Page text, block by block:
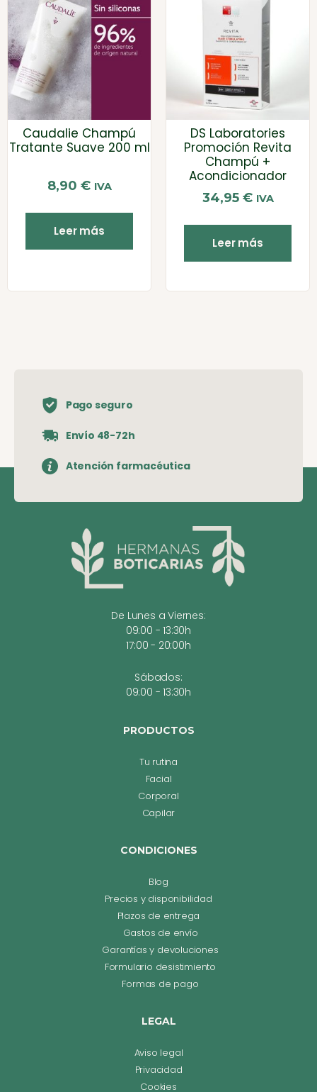
Caudalie Champú
Tratante Suave 200 ml
8,90 € IVA
Leer más
DS Laboratories
Promoción Revita
Champú +
Acondicionador
34,95 € IVA
Leer más
Pago seguro
Envío 48-72h
Atención farmacéutica
De Lunes a Viernes:
09:00 - 13:30h
17:00 - 20:00h
Sábados:
09:00 - 13:30h
PRODUCTOS
Tu rutina
Facial
Corporal
Capilar
CONDICIONES
Blog
Precios y disponibilidad
Plazos de entrega
Gastos de envío
Garantías y devoluciones
Formulario desistimiento
Formas de pago
LEGAL
Aviso legal
Privacidad
Cookies